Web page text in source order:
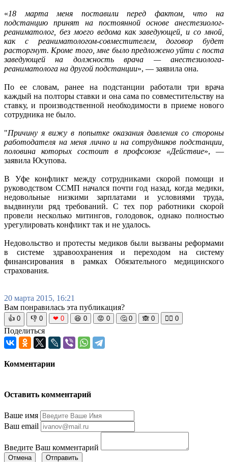
«18 марта меня поставили перед фактом, что на
подстанцию принят на постоянной основе анестезиолог-
реаниматолог, без моего ведома как заведующей, и со мной,
как с реаниматологом-совместителем, договор будет
расторгнут. Кроме того, мне было предложено уйти с поста
заведующей на должность врача — анестезиолога-
реаниматолога на другой подстанции», — заявила она.
По ее словам, ранее на подстанции работали три врача
каждый на полторы ставки и она сама по совместительству на
ставку, и производственной необходимости в приеме нового
сотрудника не было.
"Причину я вижу в попытке оказания давления со стороны
работодателя на меня лично и на сотрудников подстанции,
половина которых состоит в профсоюзе «Действие», —
заявила Юсупова.
В Уфе конфликт между сотрудниками скорой помощи и
руководством ССМП начался почти год назад, когда медики,
недовольные низкими зарплатами и условиями труда,
выдвинули ряд требований. С тех пор работники скорой
провели несколько митингов, голодовок, однако полностью
урегулировать конфликт так и не удалось.
Недовольство и протесты медиков были вызваны реформами
в системе здравоохранения и переходом на систему
финансирования в рамках Обязательного медицинского
страхования.
20 марта 2015, 16:21
Вам понравилась эта публикация?
👍 0 👎 0 ❤ 0 😆 0 😡 0 🤔 0 🙈 0 🧘‍♀️ 0
Поделиться
Комментарии
Оставить комментарий
Ваше имя
Ваш email
Введите Ваш комментарий
Отмена Отправить